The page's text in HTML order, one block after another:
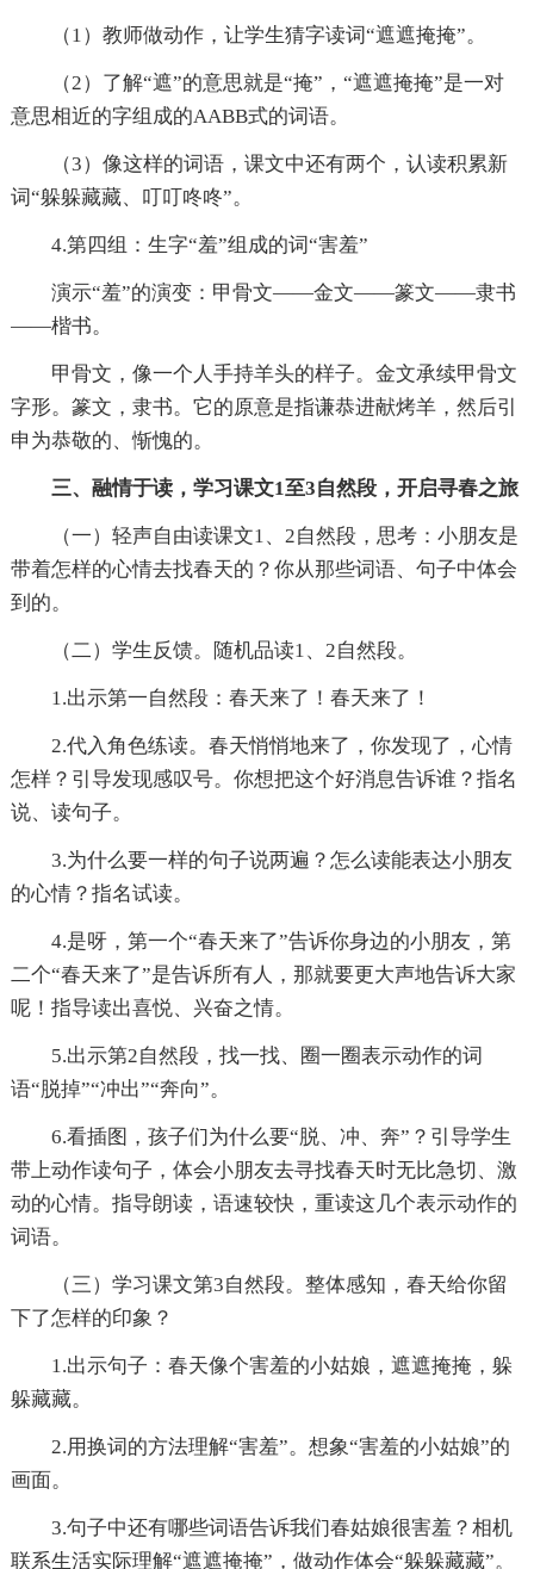
（1）教师做动作，让学生猜字读词“遮遮掩掩”。
（2）了解“遮”的意思就是“掩”，“遮遮掩掩”是一对
意思相近的字组成的AABB式的词语。
（3）像这样的词语，课文中还有两个，认读积累新
词“躲躲藏藏、叮叮咚咚”。
4.第四组：生字“羞”组成的词“害羞”
演示“羞”的演变：甲骨文——金文——篆文——隶书
——楷书。
甲骨文，像一个人手持羊头的样子。金文承续甲骨文
字形。篆文，隶书。它的原意是指谦恭进献烤羊，然后引
申为恭敬的、惭愧的。
三、融情于读，学习课文1至3自然段，开启寻春之旅
（一）轻声自由读课文1、2自然段，思考：小朋友是
带着怎样的心情去找春天的？你从那些词语、句子中体会
到的。
（二）学生反馈。随机品读1、2自然段。
1.出示第一自然段：春天来了！春天来了！
2.代入角色练读。春天悄悄地来了，你发现了，心情
怎样？引导发现感叹号。你想把这个好消息告诉谁？指名
说、读句子。
3.为什么要一样的句子说两遍？怎么读能表达小朋友
的心情？指名试读。
4.是呀，第一个“春天来了”告诉你身边的小朋友，第
二个“春天来了”是告诉所有人，那就要更大声地告诉大家
呢！指导读出喜悦、兴奋之情。
5.出示第2自然段，找一找、圈一圈表示动作的词
语“脱掉”“冲出”“奔向”。
6.看插图，孩子们为什么要“脱、冲、奔”？引导学生
带上动作读句子，体会小朋友去寻找春天时无比急切、激
动的心情。指导朗读，语速较快，重读这几个表示动作的
词语。
（三）学习课文第3自然段。整体感知，春天给你留
下了怎样的印象？
1.出示句子：春天像个害羞的小姑娘，遮遮掩掩，躲
躲藏藏。
2.用换词的方法理解“害羞”。想象“害羞的小姑娘”的
画面。
3.句子中还有哪些词语告诉我们春姑娘很害羞？相机
联系生活实际理解“遮遮掩掩”，做动作体会“躲躲藏藏”。